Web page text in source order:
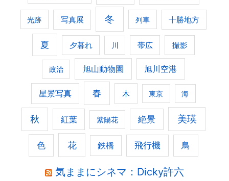
光跡 写真展 冬 列車 十勝地方
夏 夕暮れ 川 帯広 撮影
政治 旭山動物園 旭川空港
星景写真 春 木 東京 海
秋 紅葉 紫陽花 絶景 美瑛
色 花 鉄橋 飛行機 鳥
気ままにシネマ：Dicky許六